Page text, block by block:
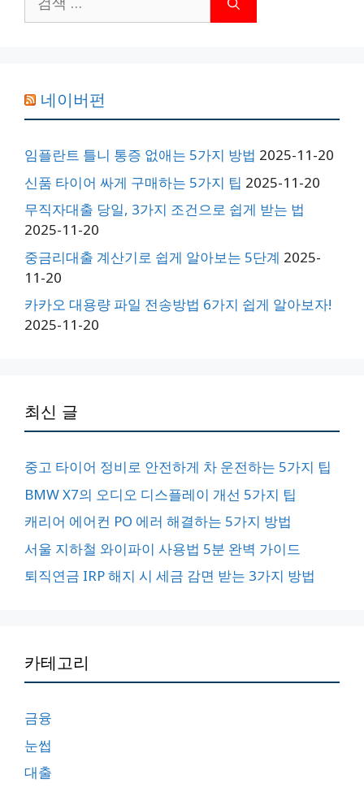
색:
네이버펀
임플란트 틀니 통증 없애는 5가지 방법 2025-11-20
신품 타이어 싸게 구매하는 5가지 팁 2025-11-20
무직자대출 당일, 3가지 조건으로 쉽게 받는 법
2025-11-20
중금리대출 계산기로 쉽게 알아보는 5단계 2025-
11-20
카카오 대용량 파일 전송방법 6가지 쉽게 알아보자!
2025-11-20
최신 글
중고 타이어 정비로 안전하게 차 운전하는 5가지 팁
BMW X7의 오디오 디스플레이 개선 5가지 팁
캐리어 에어컨 PO 에러 해결하는 5가지 방법
서울 지하철 와이파이 사용법 5분 완벽 가이드
퇴직연금 IRP 해지 시 세금 감면 받는 3가지 방법
카테고리
금융
눈썹
대출